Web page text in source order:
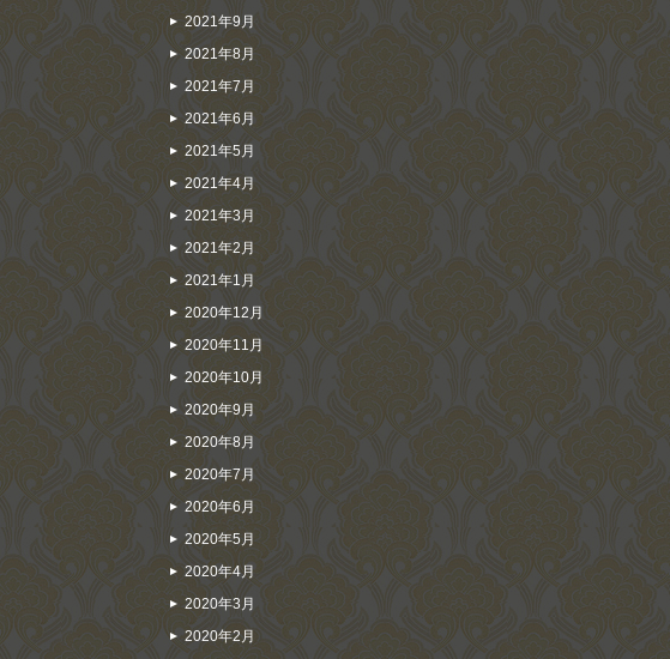
2021年9月
2021年8月
2021年7月
2021年6月
2021年5月
2021年4月
2021年3月
2021年2月
2021年1月
2020年12月
2020年11月
2020年10月
2020年9月
2020年8月
2020年7月
2020年6月
2020年5月
2020年4月
2020年3月
2020年2月